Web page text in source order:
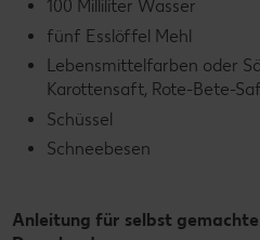
100 Milliliter Wasser
fünf Esslöffel Mehl
Lebensmittelfarben oder
Karottensaft, Rote-Bete-
Schüssel
Schneebesen
Anleitung für selbst